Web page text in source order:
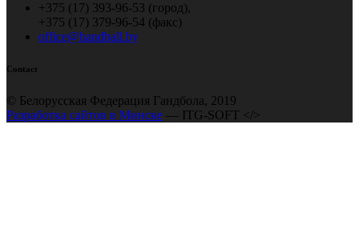
+375 (17) 393-96-53 (город),
+375 (17) 379-96-54 (факс)
office@handball.by
Contact
© Белорусская Федерация Гандбола, 2019
Разработка сайтов в Минске — ITG-SOFT </>